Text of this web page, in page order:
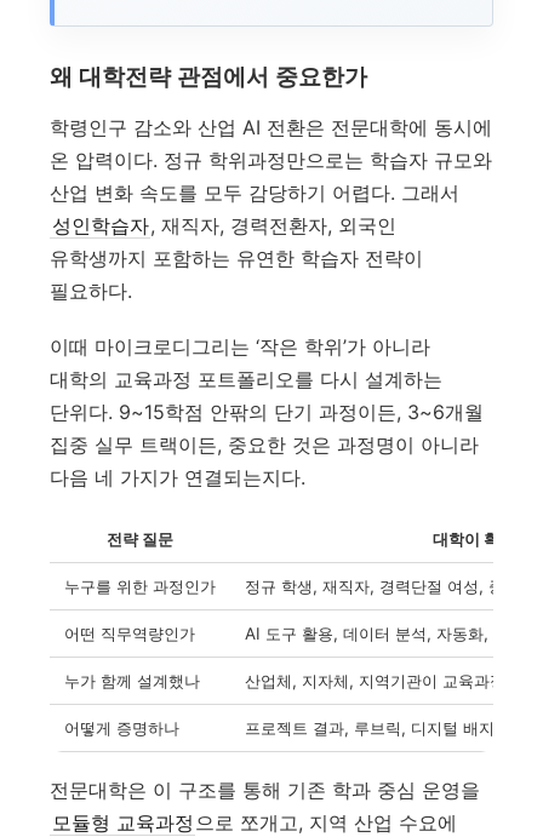
왜 대학전략 관점에서 중요한가
학령인구 감소와 산업 AI 전환은 전문대학에 동시에
온 압력이다. 정규 학위과정만으로는 학습자 규모와
산업 변화 속도를 모두 감당하기 어렵다. 그래서
성인학습자, 재직자, 경력전환자, 외국인
유학생까지 포함하는 유연한 학습자 전략이
필요하다.
이때 마이크로디그리는 ‘작은 학위’가 아니라
대학의 교육과정 포트폴리오를 다시 설계하는
단위다. 9~15학점 안팎의 단기 과정이든, 3~6개월
집중 실무 트랙이든, 중요한 것은 과정명이 아니라
다음 네 가지가 연결되는지다.
전략 질문 대학이 확인할
누구를 위한 과정인가 정규 학생, 재직자, 경력단절 여성, 중장
어떤 직무역량인가 AI 도구 활용, 데이터 분석, 자동화, 현장
누가 함께 설계했나 산업체, 지자체, 지역기관이 교육과정 설
어떻게 증명하나 프로젝트 결과, 루브릭, 디지털 배지, 포트
전문대학은 이 구조를 통해 기존 학과 중심 운영을
모듈형 교육과정 으로 쪼개고, 지역 산업 수요에